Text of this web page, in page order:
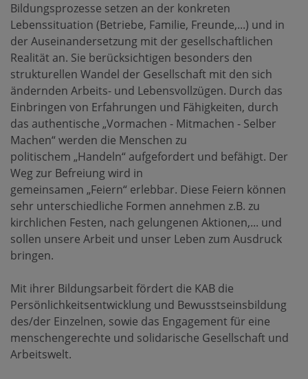
Bildungsprozesse setzen an der konkreten
Lebenssituation (Betriebe, Familie, Freunde,...) und in
der Auseinandersetzung mit der gesellschaftlichen
Realität an. Sie berücksichtigen besonders den
strukturellen Wandel der Gesellschaft mit den sich
ändernden Arbeits- und Lebensvollzügen. Durch das
Einbringen von Erfahrungen und Fähigkeiten, durch
das authentische „Vormachen - Mitmachen - Selber
Machen“ werden die Menschen zu
politischem „Handeln“ aufgefordert und befähigt. Der
Weg zur Befreiung wird in
gemeinsamen „Feiern“ erlebbar. Diese Feiern können
sehr unterschiedliche Formen annehmen z.B. zu
kirchlichen Festen, nach gelungenen Aktionen,... und
sollen unsere Arbeit und unser Leben zum Ausdruck
bringen.
Mit ihrer Bildungsarbeit fördert die KAB die
Persönlichkeitsentwicklung und Bewusstseinsbildung
des/der Einzelnen, sowie das Engagement für eine
menschengerechte und solidarische Gesellschaft und
Arbeitswelt.